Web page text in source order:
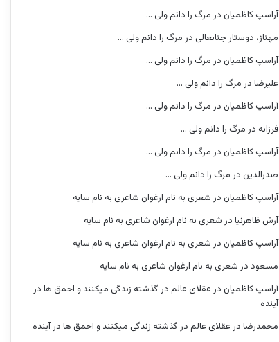
آراسپ کاظمیان در مرگ را دانم ولی …
مهناز، دوستار جنابعالی در مرگ را دانم ولی …
آراسپ کاظمیان در مرگ را دانم ولی …
علیرضا در مرگ را دانم ولی …
آراسپ کاظمیان در مرگ را دانم ولی …
فرزانه در مرگ را دانم ولی …
آراسپ کاظمیان در مرگ را دانم ولی …
صدرالدین در مرگ را دانم ولی …
آراسپ کاظمیان در شعری به نام ارغوان شاعری به نام سایه
آرش ظاهرنیا در شعری به نام ارغوان شاعری به نام سایه
آراسپ کاظمیان در شعری به نام ارغوان شاعری به نام سایه
مسعود در شعری به نام ارغوان شاعری به نام سایه
آراسپ کاظمیان در عقلای عالم در گذشته زندگی میکنند و احمق ها در
آینده
محمدرضا در عقلای عالم در گذشته زندگی میکنند و احمق ها در آینده